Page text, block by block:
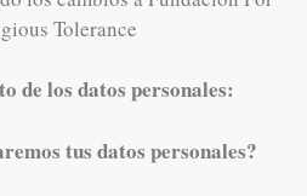
Tolerance
de los datos personales:
tus datos personales?